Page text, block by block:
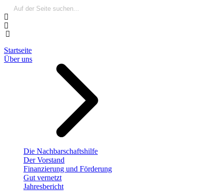
Startseite
Über uns
Die Nachbarschaftshilfe
Der Vorstand
Finanzierung und Förderung
Gut vernetzt
Jahresbericht